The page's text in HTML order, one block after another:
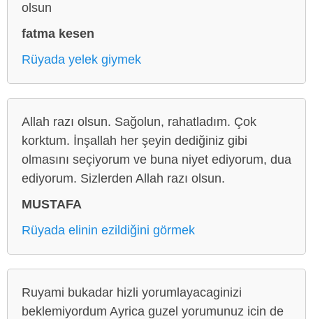
olsun
fatma kesen
Rüyada yelek giymek
Allah razı olsun. Sağolun, rahatladım. Çok
korktum. İnşallah her şeyin dediğiniz gibi
olmasını seçiyorum ve buna niyet ediyorum, dua
ediyorum. Sizlerden Allah razı olsun.
MUSTAFA
Rüyada elinin ezildiğini görmek
Ruyami bukadar hizli yorumlayacaginizi
beklemiyordum Ayrica guzel yorumunuz icin de